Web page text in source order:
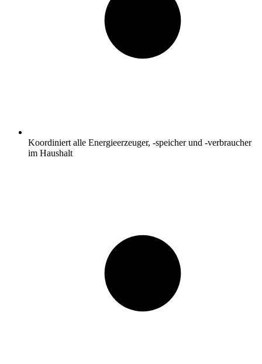
Koordiniert alle Energieerzeuger, -speicher und -verbraucher
im Haushalt